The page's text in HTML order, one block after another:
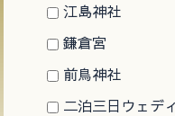
江島神社
鎌倉宮
前鳥神社
二泊三日ウェデ